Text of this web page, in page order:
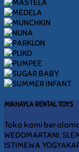
MIKHAYLA RENTAL TOYS
Toko kami
WEDOMARTANI,
ISTIMEWA